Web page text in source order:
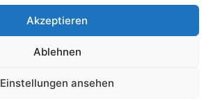
Akzeptieren
Ablehnen
Einstellungen ansehen